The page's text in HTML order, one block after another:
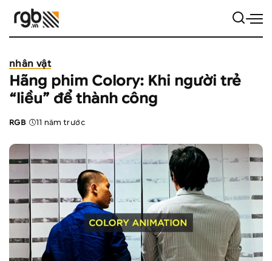
nhân vật
Hãng phim Colory: Khi người trẻ
“liều” để thành công
Posted
RGB 11 năm trước